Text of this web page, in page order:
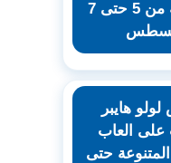
والفواكه من 5 حتى 7
هايبر
على العاب
المتنوعة حتى